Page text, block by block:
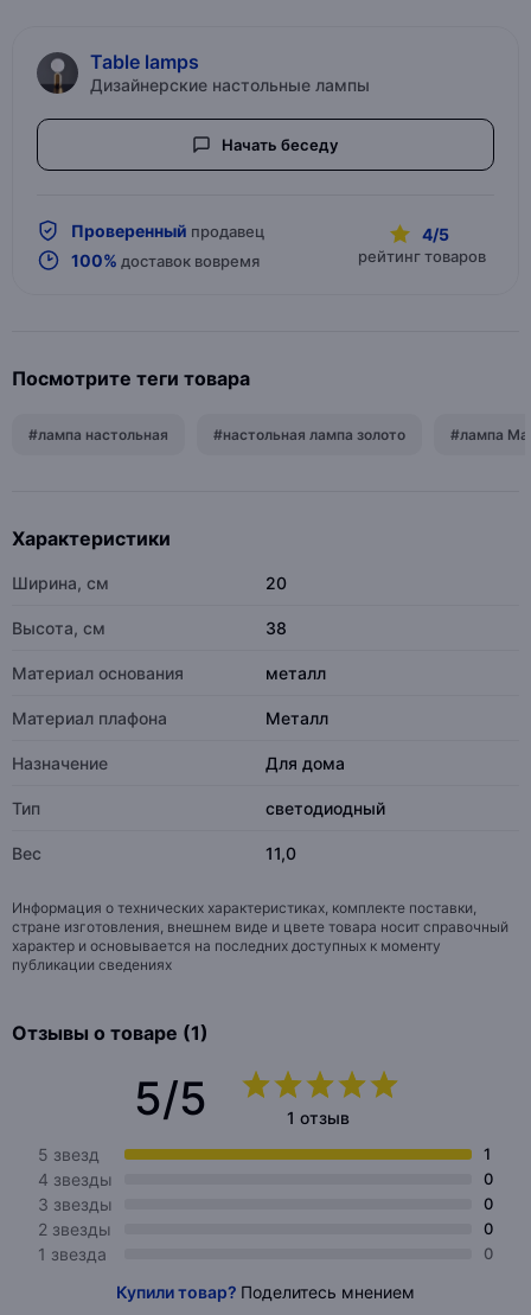
Table lamps
Дизайнерские настольные лампы
Начать беседу
Проверенный продавец
100% доставок вовремя
4/5
рейтинг товаров
Посмотрите теги товара
#лампа настольная #настольная лампа золото #лампа
Характеристики
Ширина, см 20
Высота, см 38
Материал основания металл
Материал плафона Металл
Назначение Для дома
Тип светодиодный
Вес 11,0
Информация о технических характеристиках, комплекте поставки,
стране изготовления, внешнем виде и цвете товара носит справочный
характер и основывается на последних доступных к моменту
публикации сведениях
Отзывы о товаре (1)
5/5
1 отзыв
5 звезд
1
4 звезды 0
3 звезды 0
2 звезды 0
1 звезда 0
Купили товар? Поделитесь мнением